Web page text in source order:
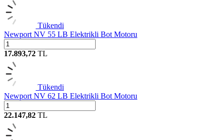
Tükendi
Newport NV 55 LB Elektrikli Bot Motoru
17.893,72 TL
Tükendi
Newport NV 62 LB Elektrikli Bot Motoru
22.147,82 TL